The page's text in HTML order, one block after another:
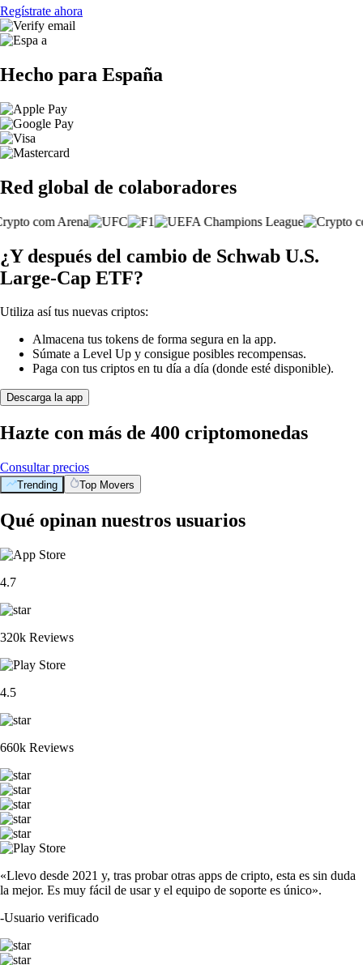
Regístrate ahora
Hecho para España
Red global de colaboradores
¿Y después del cambio de Schwab U.S.
Large-Cap ETF?
Utiliza así tus nuevas criptos:
Almacena tus tokens de forma segura en la app.
Súmate a Level Up y consigue posibles recompensas.
Paga con tus criptos en tu día a día (donde esté disponible).
Descarga la app
Hazte con más de 400 criptomonedas
Consultar precios
Trending Top Movers
Qué opinan nuestros usuarios
4.7
320k Reviews
4.5
660k Reviews
«Llevo desde 2021 y, tras probar otras apps de cripto, esta es sin duda
la mejor. Es muy fácil de usar y el equipo de soporte es único».
-Usuario verificado